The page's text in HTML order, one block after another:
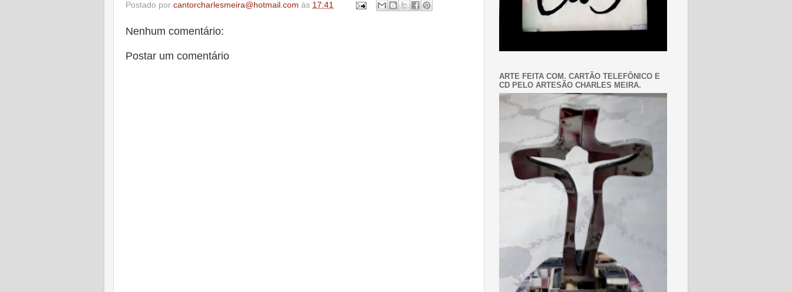
Postado por cantorcharlesmeira@hotmail.com às 17:41
Nenhum comentário:
Postar um comentário
ARTE FEITA COM. CARTÃO TELEFÔNICO E
CD PELO ARTESÃO CHARLES MEIRA.